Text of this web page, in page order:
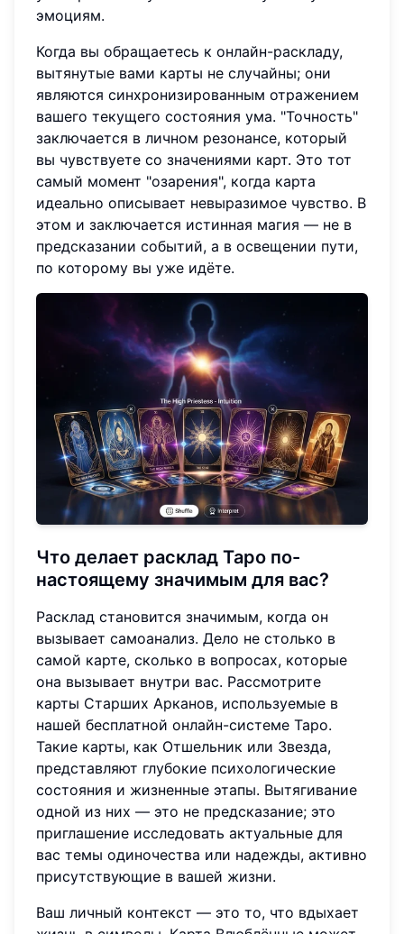
эмоциям.
Когда вы обращаетесь к онлайн-раскладу,
вытянутые вами карты не случайны; они
являются синхронизированным отражением
вашего текущего состояния ума. "Точность"
заключается в личном резонансе, который
вы чувствуете со значениями карт. Это тот
самый момент "озарения", когда карта
идеально описывает невыразимое чувство. В
этом и заключается истинная магия — не в
предсказании событий, а в освещении пути,
по которому вы уже идёте.
Что делает расклад Таро по-
настоящему значимым для вас?
Расклад становится значимым, когда он
вызывает самоанализ. Дело не столько в
самой карте, сколько в вопросах, которые
она вызывает внутри вас. Рассмотрите
карты Старших Арканов, используемые в
нашей бесплатной онлайн-системе Таро.
Такие карты, как Отшельник или Звезда,
представляют глубокие психологические
состояния и жизненные этапы. Вытягивание
одной из них — это не предсказание; это
приглашение исследовать актуальные для
вас темы одиночества или надежды, активно
присутствующие в вашей жизни.
Ваш личный контекст — это то, что вдыхает